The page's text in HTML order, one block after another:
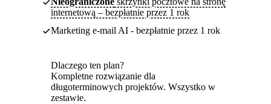
internetową – bezpłatnie przez 1 rok
Marketing e-mail AI - bezpłatnie przez 1 rok
Dlaczego ten plan?
Kompletne rozwiązanie dla
długoterminowych projektów. Wszystko w
zestawie.